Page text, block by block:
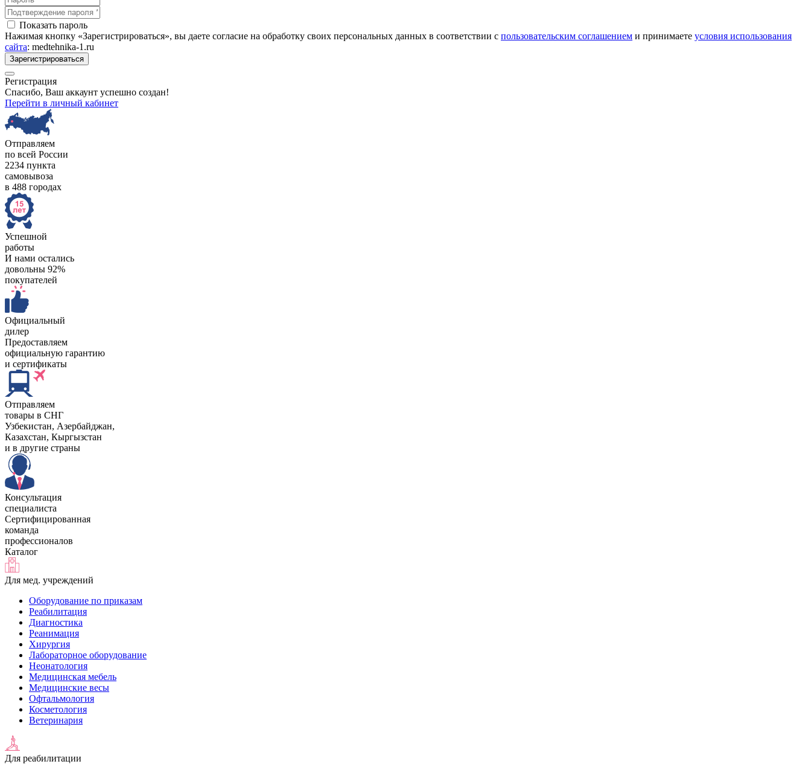
Показать пароль
Нажимая кнопку «Зарегистрироваться», вы даете согласие на обработку своих персональных данных в соответствии с пользовательским соглашением и принимаете условия использования
сайта: medtehnika-1.ru
Зарегистрироваться
Регистрация
Спасибо, Ваш аккаунт успешно создан!
Перейти в личный кабинет
Отправляем
по всей России
2234 пункта
самовывоза
в 488 городах
Успешной
работы
И нами остались
довольны 92%
покупателей
Официальный
дилер
Предоставляем
официальную гарантию
и сертификаты
Отправляем
товары в СНГ
Узбекистан, Aзербайджан,
Казахстан, Кыргызстан
и в другие страны
Консультация
специалиста
Сертифицированная
команда
профессионалов
Каталог
Для мед. учреждений
Оборудование по приказам
Реабилитация
Диагностика
Реанимация
Хирургия
Лабораторное оборудование
Неонатология
Медицинская мебель
Медицинские весы
Офтальмология
Косметология
Ветеринария
Для реабилитации